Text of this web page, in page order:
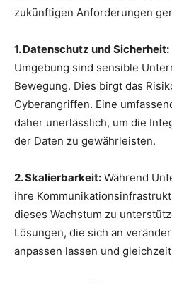
zukünftigen Anforderungen
1. Datenschutz und Sicherheit:
Umgebung sind sensible
Bewegung. Dies birgt das
Cyberangriffen. Eine
daher unerlässlich, um die
der Daten zu gewährleisten.
2. Skalierbarkeit: Während
ihre
dieses Wachstum zu
Lösungen, die sich an
anpassen lassen und